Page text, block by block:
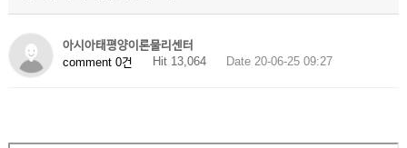
아시아태평양이론물리센터
comment 0건
Hit 13,064 Date 20-06-25 09:27